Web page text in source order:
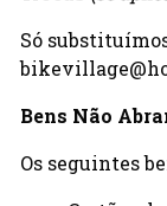
Só
Bens Não
Os seguintes